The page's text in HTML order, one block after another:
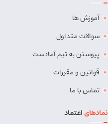
آموزش ها
سوالات متداول
پیوستن به تیم آمادست
قوانین و مقررات
تماس با ما
نمادهایاعتماد